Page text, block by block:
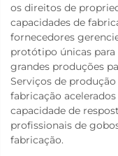
os direitos de
capacidades de
fornecedores
protótipo únicas
grandes produções
Serviços de
fabricação
capacidade de
profissionais de
fabricação.